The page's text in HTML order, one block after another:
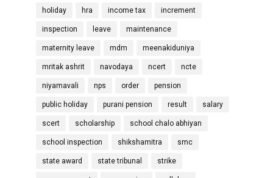
holiday hra income tax increment
inspection leave maintenance
maternity leave mdm meenakiduniya
mritak ashrit navodaya ncert ncte
niyamavali nps order pension
public holiday purani pension result salary
scert scholarship school chalo abhiyan
school inspection shikshamitra smc
state award state tribunal strike